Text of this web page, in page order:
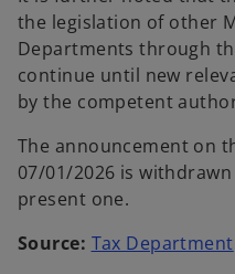
the legislation of other
Departments through
continue until new
by the competent
The announcement on
07/01/2026 is
present one.
Source: Tax Departmento